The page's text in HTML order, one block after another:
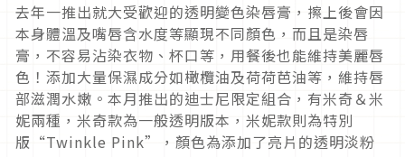
去年一推出就大受歡迎的透明變色染唇膏，擦上後會因
本身體溫及嘴唇含水度等顯現不同顏色，而且是染唇
膏，不容易沾染衣物、杯口等，用餐後也能維持美麗唇
色！添加大量保濕成分如橄欖油及荷荷芭油等，維持唇
部滋潤水嫩。本月推出的迪士尼限定組合，有米奇＆米
妮兩種，米奇款為一般透明版本，米妮款則為特別
版“Twinkle Pink”，顏色為添加了亮片的透明淡粉